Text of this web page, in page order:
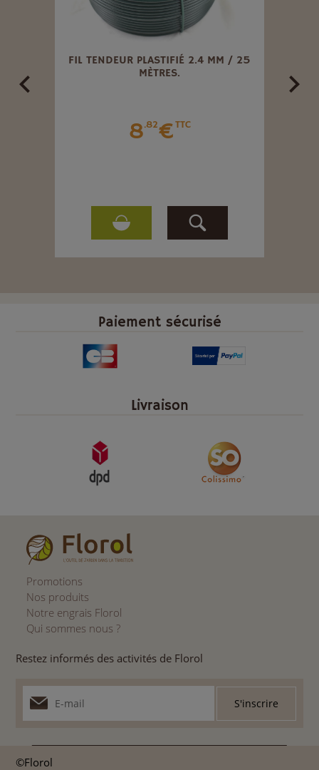
FIL TENDEUR PLASTIFIÉ 2.4 MM / 25
MÈTRES.
8.82€TTC
Paiement sécurisé
Livraison
Promotions
Nos produits
Notre engrais Florol
Qui sommes nous ?
Restez informés des activités de Florol
©Florol